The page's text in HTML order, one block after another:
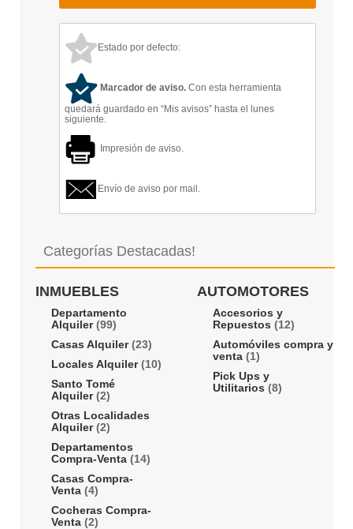
Estado por defecto:
Marcador de aviso. Con esta herramienta
quedará guardado en “Mis avisos” hasta el lunes
siguiente.
Impresión de aviso.
Envío de aviso por mail.
Categorías Destacadas!
INMUEBLES
Departamento
Alquiler(99)
Casas Alquiler(23)
Locales Alquiler(10)
Santo Tomé
Alquiler(2)
Otras Localidades
Alquiler(2)
Departamentos
Compra-Venta (14)
Casas Compra-
Venta (4)
Cocheras Compra-
Venta (2)
AUTOMOTORES
Accesorios y
Repuestos (12)
Automóviles compra y
venta (1)
Pick Ups y
Utilitarios (8)